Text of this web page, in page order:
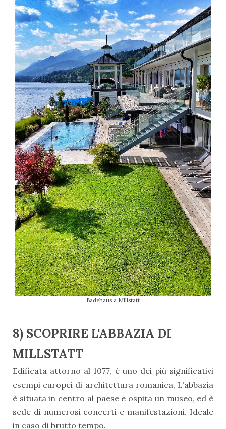
Badehaus a Millstatt
8) SCOPRIRE L'ABBAZIA DI
MILLSTATT
Edificata attorno al 1077, è uno dei più significativi
esempi europei di architettura romanica, L'abbazia
è situata in centro al paese e ospita un museo, ed è
sede di numerosi concerti e manifestazioni. Ideale
in caso di brutto tempo.